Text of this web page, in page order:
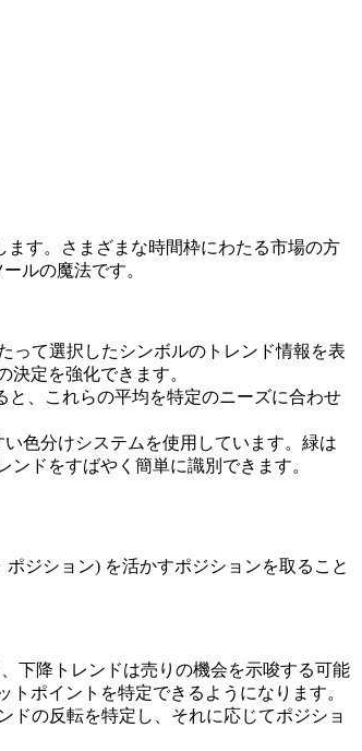
す。さまざまな時間枠にわたる市場の方
ルの魔法です。
って選択したシンボルのトレンド情報を表
定を強化できます。
、これらの平均を特定のニーズに合わせ
色分けシステムを使用しています。緑は
ドをすばやく簡単に識別できます。
ジション) を活かすポジションを取ること
下降トレンドは売りの機会を示唆する可能
ポイントを特定できるようになります。
ドの反転を特定し、それに応じてポジショ